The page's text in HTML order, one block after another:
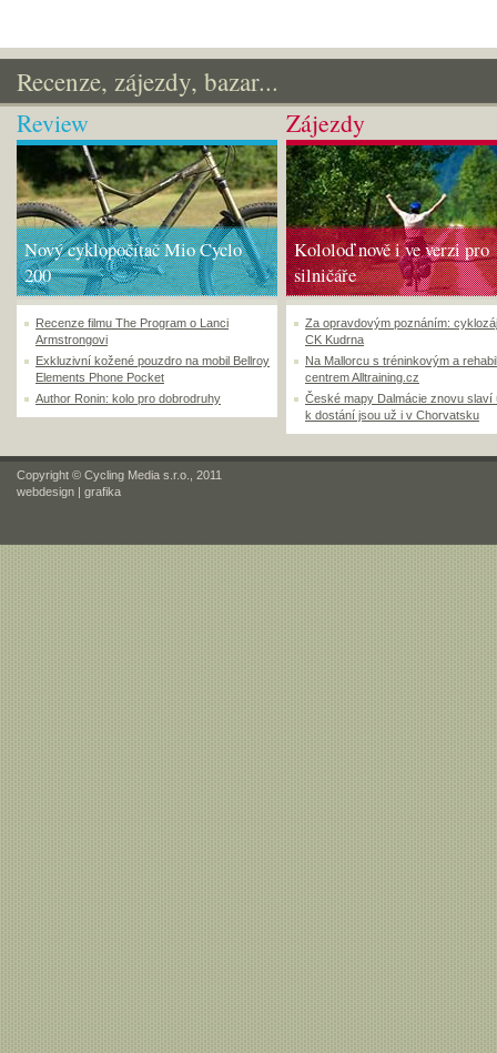
Recenze, zájezdy, bazar...
Review
Nový cyklopočítač Mio Cyclo
200
Recenze filmu The Program o Lanci
Armstrongovi
Exkluzivní kožené pouzdro na mobil Bellroy
Elements Phone Pocket
Author Ronin: kolo pro dobrodruhy
Zájezdy
Kololoď nově i ve verzi pro
silničáře
Za opravdovým poznáním:
CK Kudrna
Na Mallorcu s tréninkovým a
centrem Alltraining.cz
České mapy Dalmácie znovu slaví
k dostání jsou už i v Chorvatsku
Copyright © Cycling Media s.r.o., 2011
webdesign | grafika